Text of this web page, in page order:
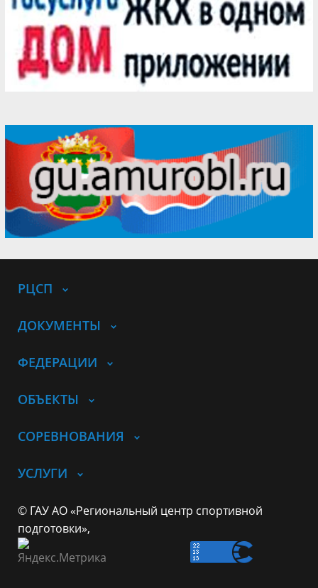
РЦСП
ДОКУМЕНТЫ
ФЕДЕРАЦИИ
ОБЪЕКТЫ
СОРЕВНОВАНИЯ
УСЛУГИ
© ГАУ АО «Региональный центр спортивной
подготовки»,